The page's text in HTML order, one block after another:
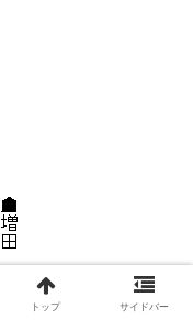
トップ サイドバー